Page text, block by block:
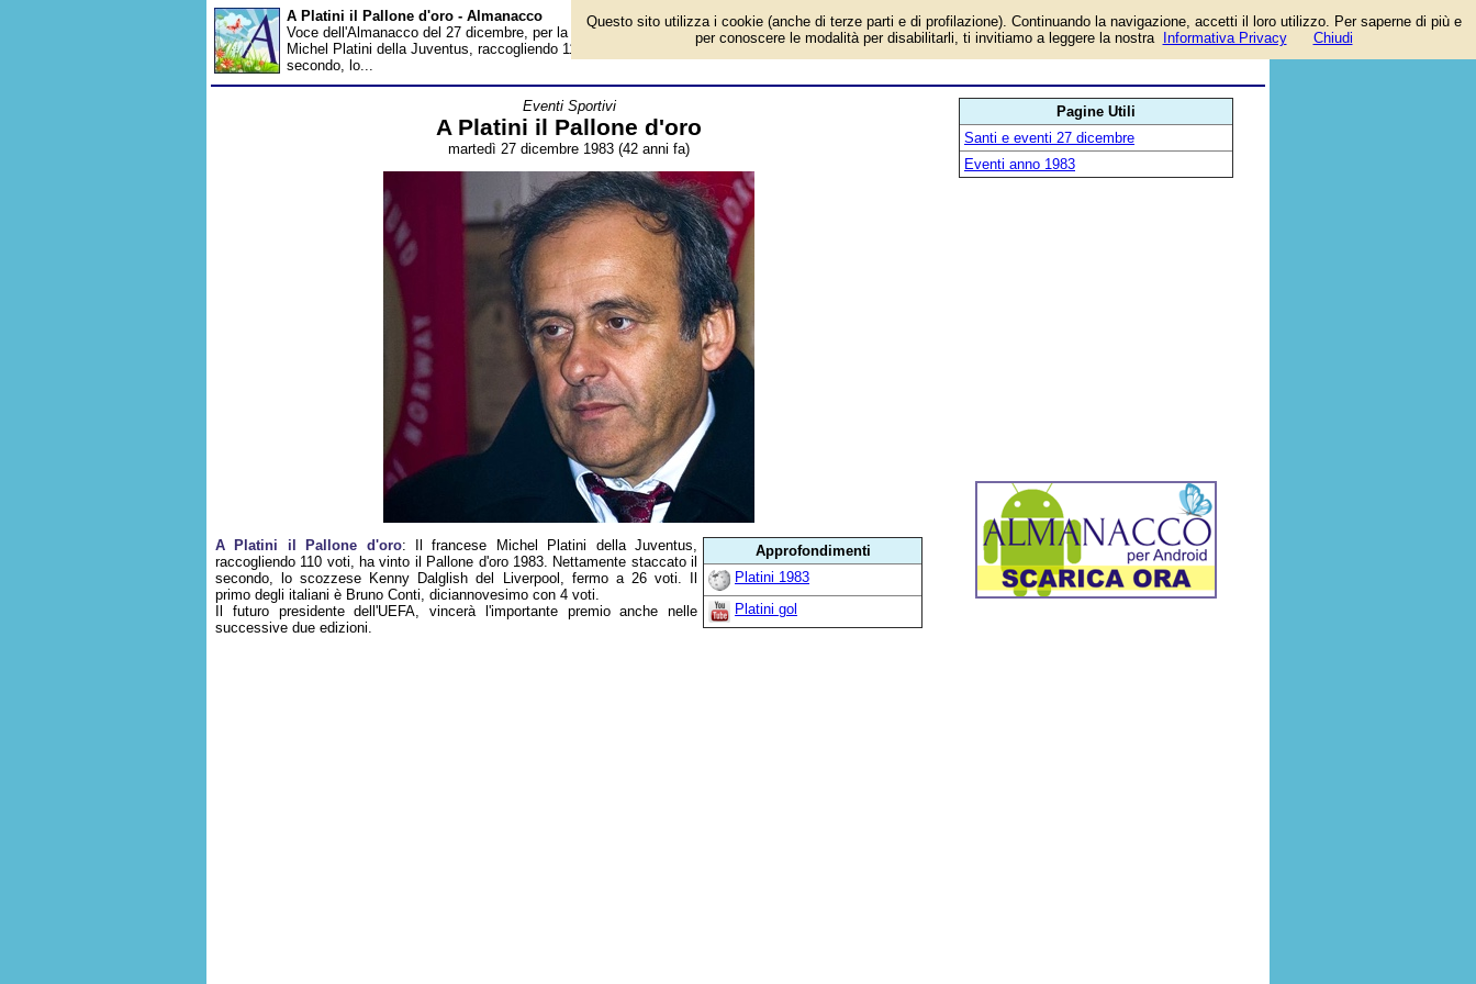
A Platini il Pallone d'oro - Almanacco
Voce dell'Almanacco del 27 dicembre, per la rubrica 'Eventi Sportivi'. Evento avvenuto 42 anni fa. Il francese
Michel Platini della Juventus, raccogliendo 110 voti, ha vinto il Pallone d'oro 1983. Nettamente staccato il
secondo, lo...
Eventi Sportivi
A Platini il Pallone d'oro
martedì 27 dicembre 1983 (42 anni fa)
Approfondimenti
Platini 1983
Platini gol
A Platini il Pallone d'oro: Il francese Michel Platini della Juventus,
raccogliendo 110 voti, ha vinto il Pallone d'oro 1983. Nettamente staccato il
secondo, lo scozzese Kenny Dalglish del Liverpool, fermo a 26 voti. Il
primo degli italiani è Bruno Conti, diciannovesimo con 4 voti.
Il futuro presidente dell'UEFA, vincerà l'importante premio anche nelle
successive due edizioni.
Pagine Utili
Santi e eventi 27 dicembre
Eventi anno 1983
Questo sito utilizza i cookie (anche di terze parti e di profilazione). Continuando la navigazione, accetti il loro utilizzo. Per saperne di più e
per conoscere le modalità per disabilitarli, ti invitiamo a leggere la nostra
Informativa Privacy Chiudi